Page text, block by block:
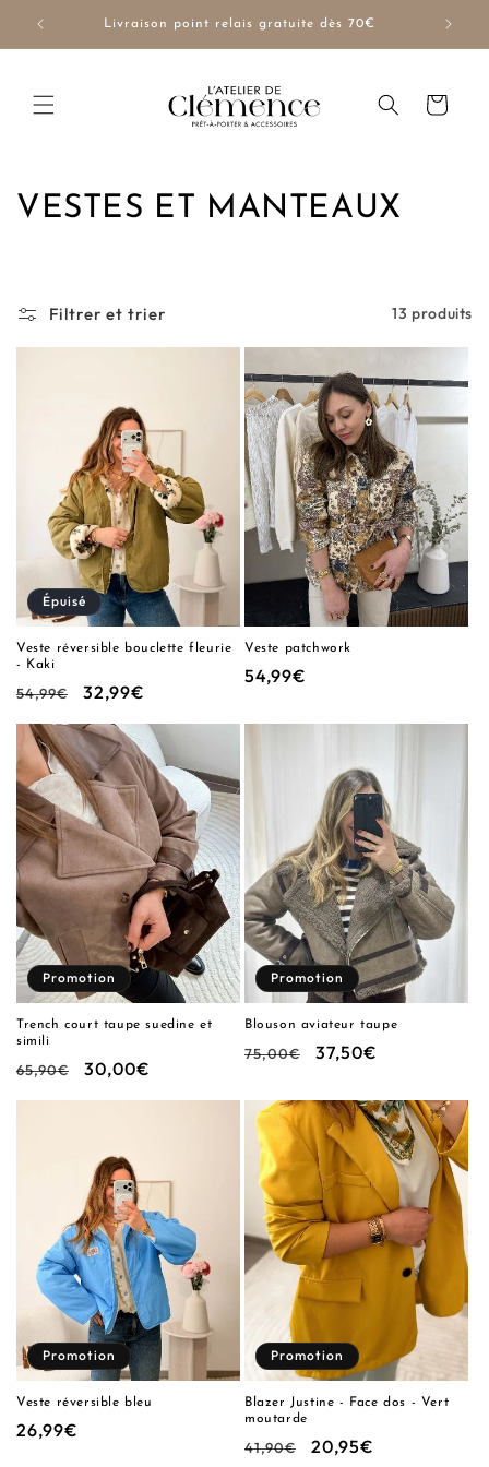
passer
Livraison point relais gratuite dès 70€
Panier
C
n
:
VESTES ET MANTEAUX
Filtrer et trier 13 produits
Épuisé
Veste réversible bouclette fleurie
- Kaki
Prix
habituel
54,99€
Prix
promotionnel
32,99€
Veste patchwork
Prix
54,99€
Promotion
Trench court taupe suedine et
simili
Prix
habituel
65,90€
Prix
promotionnel
30,00€
Promotion
Blouson aviateur taupe
Prix
75,00€
Prix
37,50€
Promotion
Veste réversible bleu
Prix
26,99€
Promotion
Blazer Justine - Face dos - Vert
moutarde
Prix
41,90€
Prix
20,95€